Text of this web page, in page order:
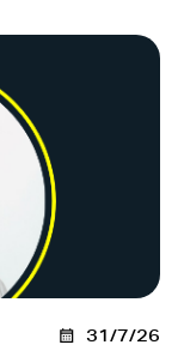
31/7/26